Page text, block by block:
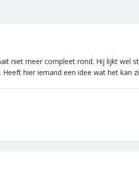
niet meer compleet rond. Hij lijkt wel
hier iemand een idee wat het kan